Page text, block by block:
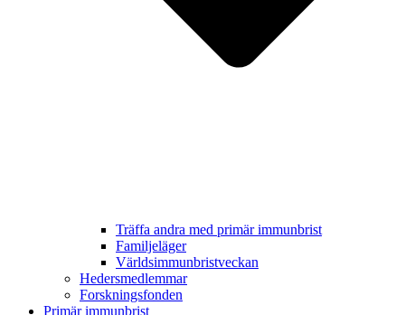
Träffa andra med primär immunbrist
Familjeläger
Världsimmunbristveckan
Hedersmedlemmar
Forskningsfonden
Primär immunbrist